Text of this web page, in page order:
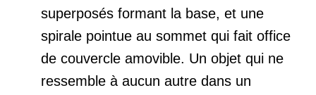
superposés formant la base, et une
spirale pointue au sommet qui fait office
de couvercle amovible. Un objet qui ne
ressemble à aucun autre dans un